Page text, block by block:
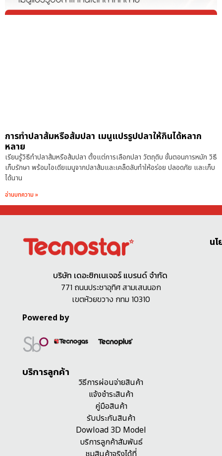
การทำปลาส้มหรือส้มปลา เมนูแปรรูปปลาให้กินได้หลาก
หลาย
เรียนรู้วิธีทำปลาส้มหรือส้มปลา ตั้งแต่การเลือกปลา วัตถุดิบ ขั้นตอนการหมัก วิธี
เก็บรักษา พร้อมไอเดียเมนูจากปลาส้มและเคล็ดลับทำให้อร่อย ปลอดภัย และเก็บ
ได้นาน
อ่านบทความ »
บริษัท เดอะซิกเนเจอร์ แบรนด์ จำกัด
771 ถนนประชาอุทิศ สามเสนนอก
เขตห้วยขวาง กทม 10310
Powered by
บริการลูกค้า
วิธีการผ่อนจ่ายสินค้า
แจ้งชำระสินค้า
คู่มือสินค้า
รับประกันสินค้า
Dowload 3D Model
บริการลูกค้าสัมพันธ์
น